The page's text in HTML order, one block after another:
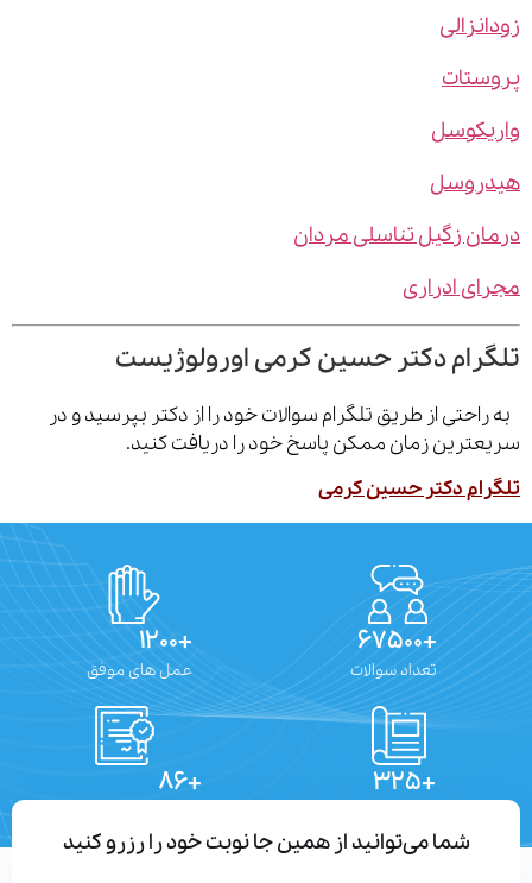
زگیل تناسلی مردان
ادراری
دکتر حسین کرمی اورولوژیست
از طریق تلگرام سوالات خود را از دکتر بپرسید و در
زمان ممکن پاسخ خود را دریافت کنید.
دکتر حسین کرمی
تعداد سوالات عمل های موفق
شما می‌توانید از همین جا نوبت خود را رزرو کنید